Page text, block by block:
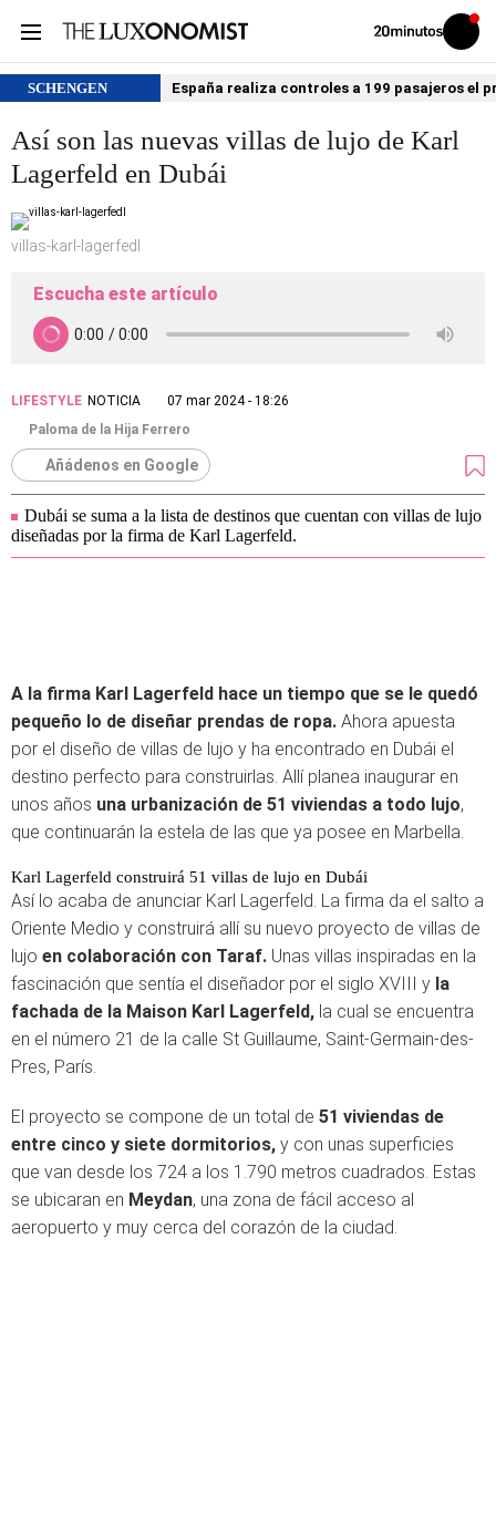
Volver
Iniciar
sesión
SCHENGEN España realiza controles a 199 pasajeros el
Así son las nuevas villas de lujo de Karl
Lagerfeld en Dubái
villas-karl-lagerfedl
Escucha este artículo
LIFESTYLE NOTICIA
07 mar 2024 - 18:26
Paloma de la Hija Ferrero
Añádenos en Google
Dubái se suma a la lista de destinos que cuentan con villas de lujo
diseñadas por la firma de Karl Lagerfeld.
A la firma Karl Lagerfeld hace un tiempo que se le quedó
pequeño lo de diseñar prendas de ropa. Ahora apuesta
por el diseño de villas de lujo y ha encontrado en Dubái el
destino perfecto para construirlas. Allí planea inaugurar en
unos años una urbanización de 51 viviendas a todo lujo,
que continuarán la estela de las que ya posee en Marbella.
Karl Lagerfeld construirá 51 villas de lujo en Dubái
Así lo acaba de anunciar Karl Lagerfeld. La firma da el salto a
Oriente Medio y construirá allí su nuevo proyecto de villas de
lujo en colaboración con Taraf. Unas villas inspiradas en la
fascinación que sentía el diseñador por el siglo XVIII y la
fachada de la Maison Karl Lagerfeld, la cual se encuentra
en el número 21 de la calle St Guillaume, Saint-Germain-des-
Pres, París.
El proyecto se compone de un total de 51 viviendas de
entre cinco y siete dormitorios, y con unas superficies
que van desde los 724 a los 1.790 metros cuadrados. Estas
se ubicaran en Meydan, una zona de fácil acceso al
aeropuerto y muy cerca del corazón de la ciudad.